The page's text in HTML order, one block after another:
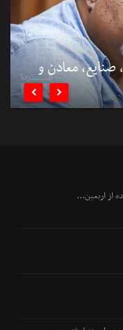
معادن و
 
از اربعین...